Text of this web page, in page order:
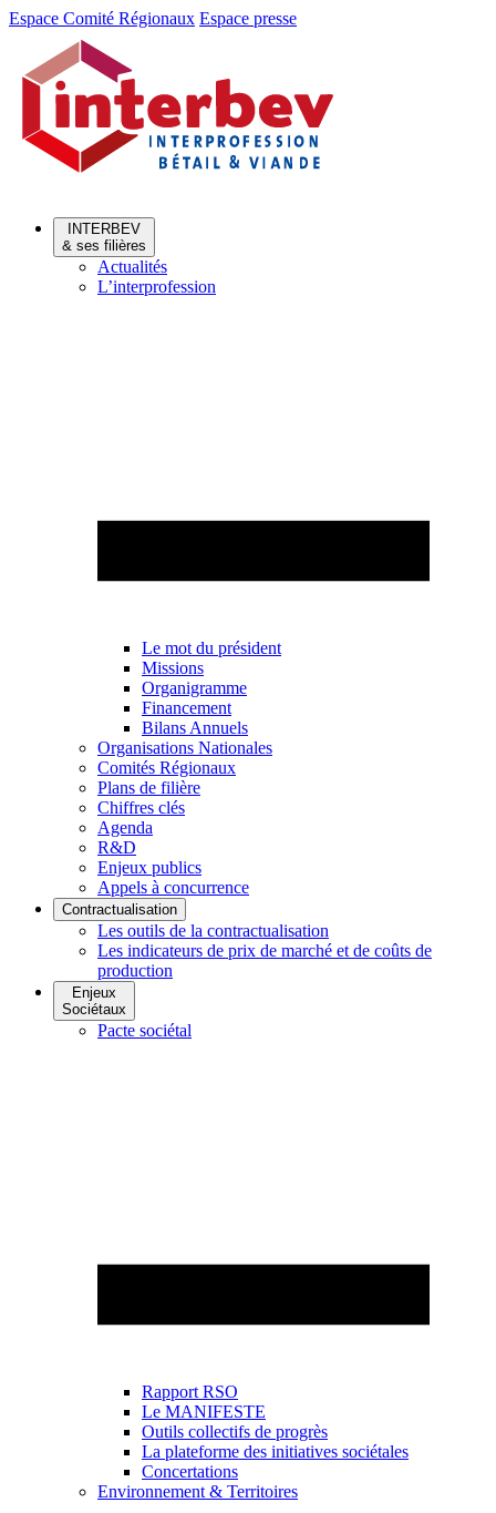
Aller
Aller
contenu
Espace Comité Régionaux Espace presse
INTERBEV
& ses filières
Actualités
L’interprofession
Le mot du président
Missions
Organigramme
Financement
Bilans Annuels
Organisations Nationales
Comités Régionaux
Plans de filière
Chiffres clés
Agenda
R&D
Enjeux publics
Appels à concurrence
Contractualisation
Les outils de la contractualisation
Les indicateurs de prix de marché et de coûts de
production
Enjeux
Sociétaux
Pacte sociétal
Rapport RSO
Le MANIFESTE
Outils collectifs de progrès
La plateforme des initiatives sociétales
Concertations
Environnement & Territoires